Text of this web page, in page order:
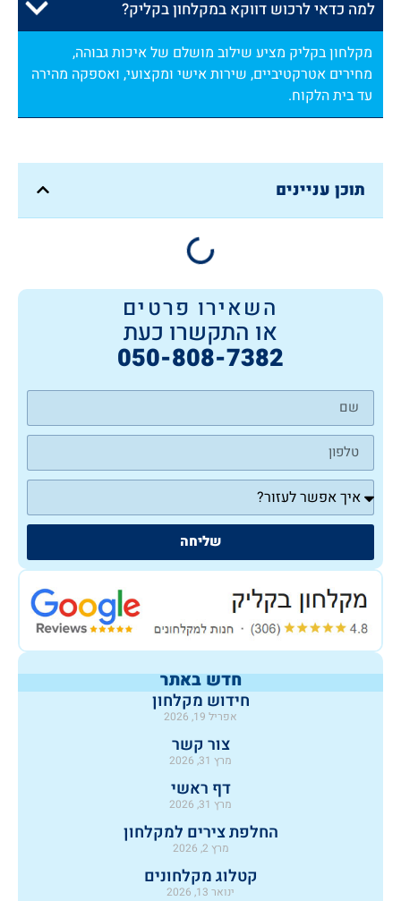
למה כדאי לרכוש דווקא במקלחון בקליק?
מקלחון בקליק מציע שילוב מושלם של איכות גבוהה,
מחירים אטרקטיביים, שירות אישי ומקצועי, ואספקה מהירה
עד בית הלקוח.
תוכן עניינים
השאירו פרטים
או התקשרו כעת
050-808-7382
שליחה
חדש באתר
חידוש מקלחון
אפריל 19, 2026
צור קשר
מרץ 31, 2026
דף ראשי
מרץ 31, 2026
החלפת צירים למקלחון
מרץ 2, 2026
קטלוג מקלחונים
ינואר 13, 2026